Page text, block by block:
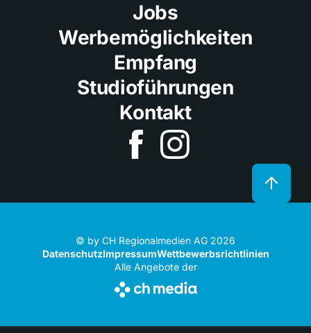
Jobs
Werbemöglichkeiten
Empfang
Studioführungen
Kontakt
© by CH Regionalmedien AG 2026
DatenschutzImpressumWettbewerbsrichtlinien
Alle Angebote der